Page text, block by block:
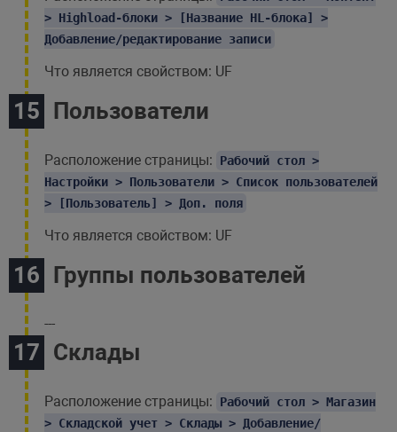
> Highload-блоки > [Название HL-блока] >
Добавление/редактирование записи
Что является свойством: UF
Пользователи
Расположение страницы:
Рабочий стол >
Настройки > Пользователи > Список пользователей
> [Пользователь] > Доп. поля
Что является свойством: UF
Группы пользователей
---
Склады
Расположение страницы:
Рабочий стол > Магазин
> Складской учет > Склады > Добавление/